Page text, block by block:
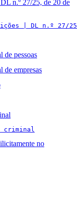
n.º 27/25, de 20 de
| DL n.º 27/
de pessoas
de empresas
criminal
no